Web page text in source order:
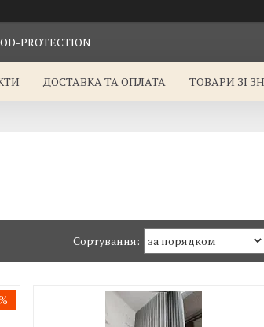
PROTECTION
ДОСТАВКА ТА ОПЛАТА ТОВАРИ ЗІ